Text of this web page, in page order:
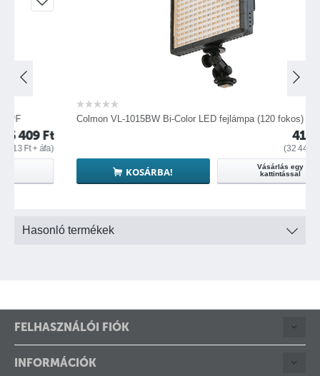
Ft
+ áfa)
Colmon VL-1015BW Bi-Color LED fejlámpa (120 fokos)
41 204Ft
Ft+ áfa)
KOSÁRBA!
Vásárlás egy
kattintással
Hasonló termékek
FELHASZNÁLÓI FIÓK
INFORMÁCIÓK